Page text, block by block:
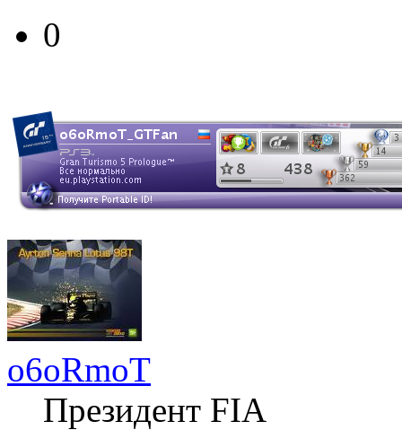
0
o6oRmoT
Президент FIA